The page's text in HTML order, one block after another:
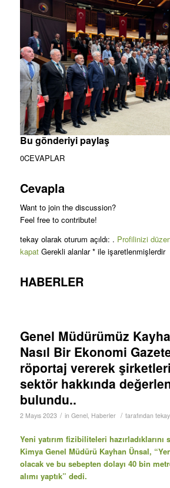
Bu gönderiyi paylaş
0CEVAPLAR
Cevapla
Want to join the discussion?
Feel free to contribute!
tekay olarak oturum açıldı: . Profilinizi
kapatGerekli alanlar * ile işaretlenmişlerdir
HABERLER
Genel Müdürümüz
Nasıl Bir Ekonomi
röportaj vererek
sektör hakkında
bulundu..
2 Mayıs 2023 / in Genel, Haberler / tarafından tekay
Yeni yatırım fizibiliteleri hazırladıklarını
Kimya Genel Müdürü Kayhan Ünsal,
olacak ve bu sebepten dolayı 40 bin
alımı yaptık” dedi.